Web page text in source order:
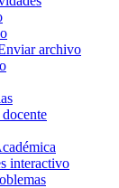
archivo
interactivo